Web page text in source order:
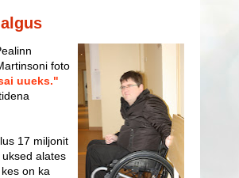
foto
uueks."
17 miljonit
alates
on ka